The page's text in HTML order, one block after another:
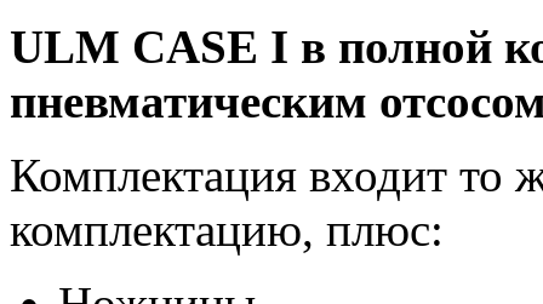
ULM CASE I в полной
пневматическим
Комплектация входит то
комплектацию, плюс: